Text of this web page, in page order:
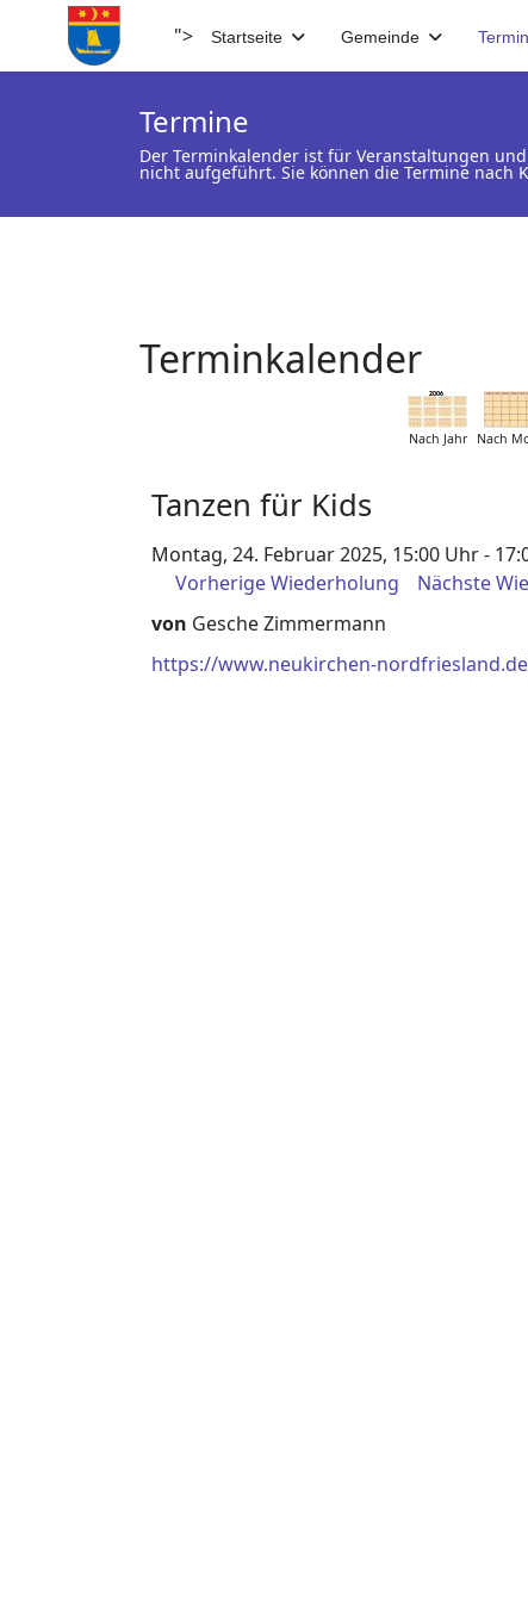
"> Startseite Gemeinde
Termine
Der Terminkalender ist für Veranstaltungen
nicht aufgeführt. Sie können die Termine nach
Terminkalender
Nach Jahr Nach
Tanzen für Kids
Montag, 24. Februar 2025, 15:00 Uhr -
Vorherige Wiederholung
Nächste
von Gesche Zimmermann
https://www.neukirchen-